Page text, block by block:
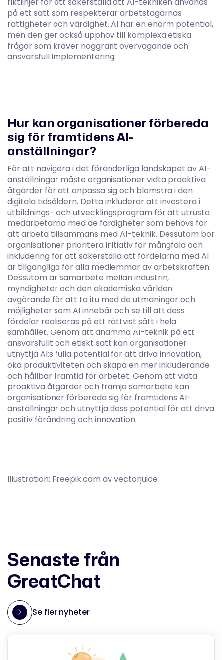
på ett sätt som respekterar arbetstagarnas
rättigheter och värdighet. AI har en enorm potential,
men den ger också upphov till komplexa etiska
frågor som kräver noggrant övervägande och
ansvarsfull implementering.
Hur kan organisationer förbereda
sig för framtidens AI-
anställningar?
För att navigera i det föränderliga landskapet av AI-
anställningar måste organisationer vidta proaktiva
åtgärder för att anpassa sig och blomstra i den
digitala tidsåldern. Detta inkluderar att investera i
utbildnings- och utvecklingsprogram för att utrusta
medarbetarna med de färdigheter som behövs för
att arbeta tillsammans med AI-teknik. Dessutom bör
organisationer prioritera initiativ för mångfald och
inkludering för att säkerställa att fördelarna med AI
är tillgängliga för alla medlemmar av arbetskraften.
Dessutom är samarbete mellan industrin,
myndigheter och den akademiska världen
avgörande för att ta itu med de utmaningar och
möjligheter som AI innebär och se till att dess
fördelar realiseras på ett rättvist sätt i hela
samhället. Genom att anamma AI-teknik på ett
ansvarsfullt och etiskt sätt kan organisationer
utnyttja AI:s fulla potential för att driva innovation,
öka produktiviteten och skapa en mer inkluderande
och hållbar framtid för arbetet. Genom att vidta
proaktiva åtgärder och främja samarbete kan
organisationer förbereda sig för framtidens AI-
anställningar och utnyttja dess potential för att driva
positiv förändring och innovation.
Illustration: Freepik.com av vectorjuice
Senaste från
GreatChat
Se fler nyheter